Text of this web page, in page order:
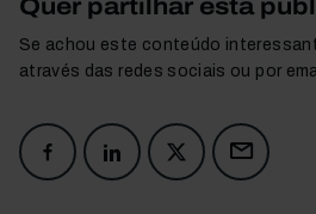
Quer partilhar esta
Se achou este conteúdo
através das redes sociais ou por